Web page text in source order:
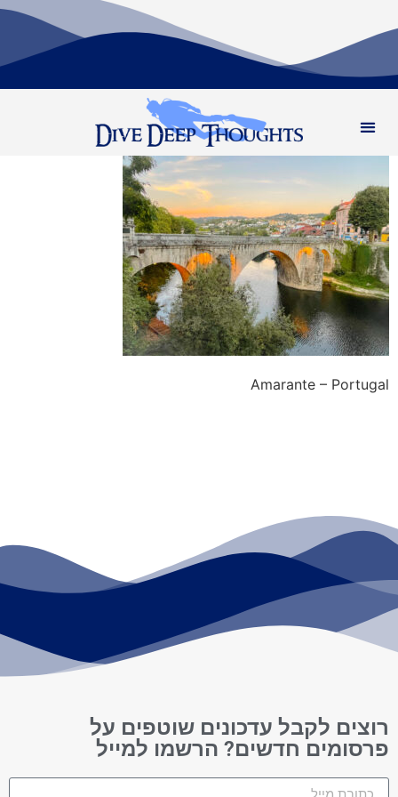
Amarante – Portugal
רוצים לקבל עדכונים שוטפים על
פרסומים חדשים? הרשמו למייל